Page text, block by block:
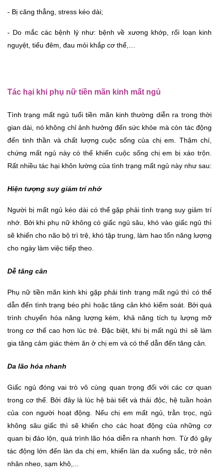
- Bị căng thẳng, stress kéo dài;
- Do mắc các bệnh lý như: bệnh về xương khớp, rối loạn kinh
nguyệt, tiểu đêm, đau mỏi khắp cơ thể,…
Tác hại khi phụ nữ tiền mãn kinh mất ngủ
Tình trạng mất ngủ tuổi tiền mãn kinh thường diễn ra trong thời
gian dài, nó không chỉ ảnh hưởng đến sức khỏe mà còn tác động
đến tinh thần và chất lượng cuộc sống của chị em. Thậm chí,
chứng mất ngủ này có thể khiến cuộc sống chị em bị xáo trộn.
Rất nhiều tác hại khôn lường của tình trạng mất ngủ này như sau:
Hiện tượng suy giảm trí nhớ
Người bị mất ngủ kéo dài có thể gặp phải tình trạng suy giảm trí
nhớ. Bởi khi phụ nữ không có giấc ngủ sâu, khó vào giấc ngủ thì
sẽ khiến cho não bộ trì trệ, khó tập trung, làm hao tổn năng lượng
cho ngày làm việc tiếp theo.
Dễ tăng cân
Phụ nữ tiền mãn kinh khi gặp phải tình trạng mất ngủ thì có thể
dẫn đến tình trạng béo phì hoặc tăng cân khó kiểm soát. Bởi quá
trình chuyển hóa năng lượng kém, khả năng tích tụ lượng mỡ
trong cơ thể cao hơn lúc trẻ. Đặc biệt, khi bị mất ngủ thì sẽ làm
gia tăng cảm giác thèm ăn ở chị em và có thể dẫn đến tăng cân.
Da lão hóa nhanh
Giấc ngủ đóng vai trò vô cùng quan trọng đối với các cơ quan
trong cơ thể. Bởi đây là lúc hệ bài tiết và thải độc, hệ tuần hoàn
của con người hoạt động. Nếu chị em mất ngủ, trằn trọc, ngủ
không sâu giấc thì sẽ khiến cho các hoạt động của những cơ
quan bị đảo lộn, quá trình lão hóa diễn ra nhanh hơn. Từ đó gây
tác động lớn đến làn da chị em, khiến làn da xuống sắc, trở nên
nhăn nheo, sạm khô,...